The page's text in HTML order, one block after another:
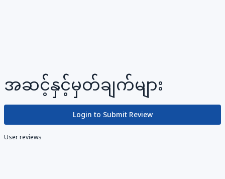
အဆင့်နှင့်မှတ်ချက်များ
Login to Submit Review
User reviews